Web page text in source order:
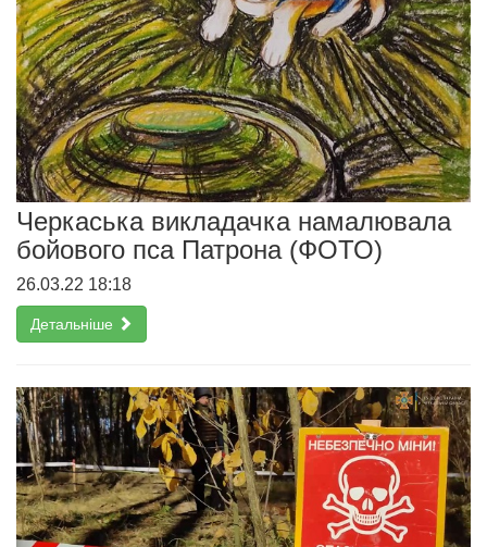
Черкаська викладачка намалювала
бойового пса Патрона (ФОТО)
26.03.22 18:18
Детальніше